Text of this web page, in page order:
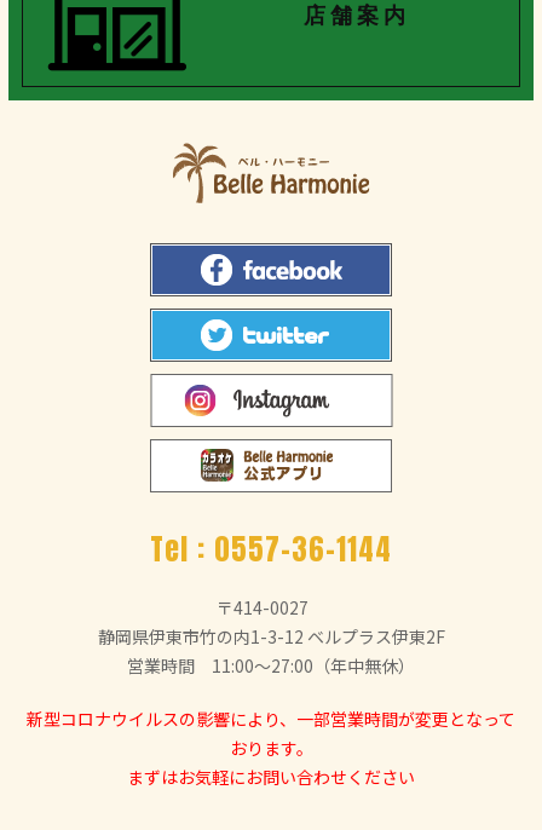
店 舗 案 内
Tel : 0557-36-1144
〒414-0027
静岡県伊東市竹の内1-3-12 ベルプラス伊東2F
営業時間 11:00～27:00（年中無休）
新型コロナウイルスの影響により、一部営業時間が変更となって
おります。
まずはお気軽にお問い合わせください